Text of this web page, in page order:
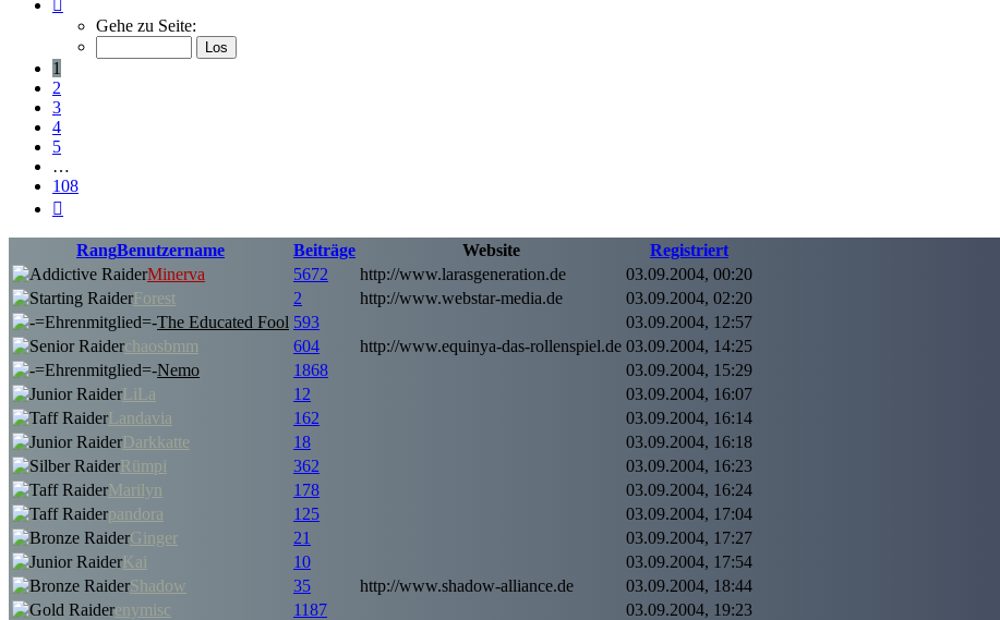
von
Gehe zu Seite:
1
2
3
4
5
…
108
RangBenutzername Beiträge Website
Registriert
Minerva
5672 http://www.larasgeneration.de
03.09.2004, 00:20
Forest
2 http://www.webstar-media.de
03.09.2004, 02:20
The Educated Fool 593
03.09.2004, 12:57
chaosbmm
604 http://www.equinya-das-rollenspiel.de 03.09.2004, 14:25
Nemo
1868
03.09.2004, 15:29
LiLa
12
03.09.2004, 16:07
Landavia
162
03.09.2004, 16:14
Darkkatte
18
03.09.2004, 16:18
Rümpi
362
03.09.2004, 16:23
Marilyn
178
03.09.2004, 16:24
pandora
125
03.09.2004, 17:04
Ginger
21
03.09.2004, 17:27
Kai
10
03.09.2004, 17:54
Shadow
35 http://www.shadow-alliance.de
03.09.2004, 18:44
enymisc
1187
03.09.2004, 19:23